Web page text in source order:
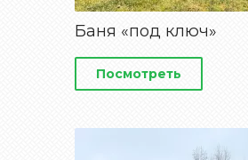
Баня «под ключ»
Посмотреть